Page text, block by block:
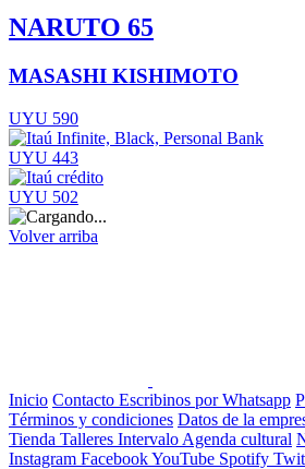
NARUTO 65
MASASHI KISHIMOTO
UYU 590
UYU 443
UYU 502
Volver arriba
Inicio Contacto Escribinos por Whatsapp
Términos y condiciones Datos de la
Tienda Talleres Intervalo Agenda cultural
Instagram FacebookYouTube Spotify